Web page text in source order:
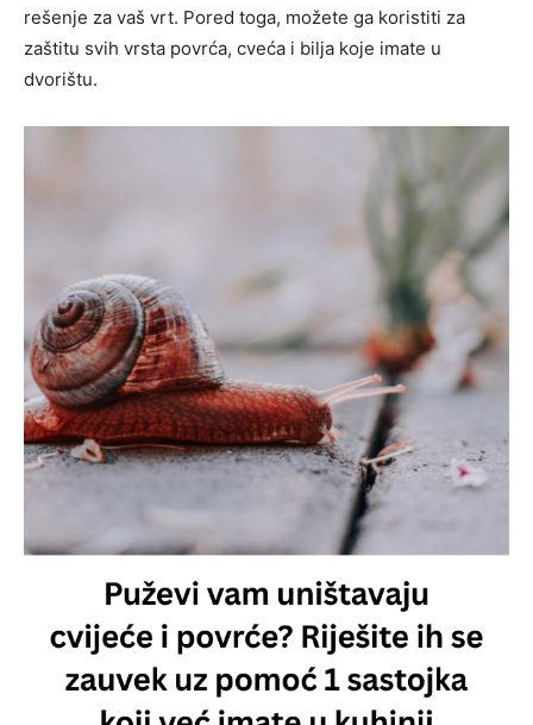
rešenje za vaš vrt. Pored toga, možete ga koristiti za
zaštitu svih vrsta povrća, cveća i bilja koje imate u
dvorištu.